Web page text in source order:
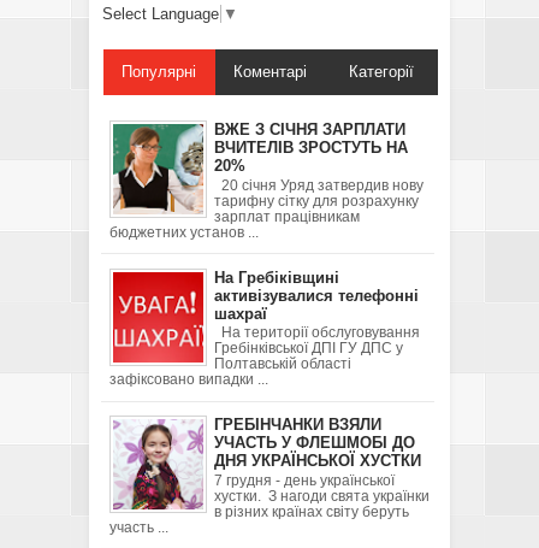
Select Language ▼
Популярні Коментарі Категорії
ВЖЕ З СІЧНЯ ЗАРПЛАТИ
ВЧИТЕЛІВ ЗРОСТУТЬ НА
20%
20 січня Уряд затвердив нову
тарифну сітку для розрахунку
зарплат працівникам
бюджетних установ ...
На Гребіківщині
активізувалися телефонні
шахраї
На території обслуговування
Гребінківської ДПІ ГУ ДПС у
Полтавській області
зафіксовано випадки ...
ГРЕБІНЧАНКИ ВЗЯЛИ
УЧАСТЬ У ФЛЕШМОБІ ДО
ДНЯ УКРАЇНСЬКОЇ ХУСТКИ
7 грудня - день української
хустки. З нагоди свята українки
в різних країнах світу беруть
участь ...